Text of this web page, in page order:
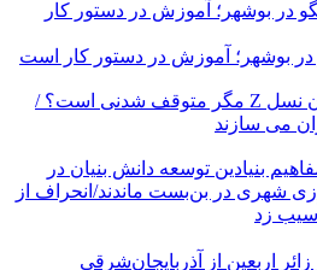
در بوشهر؛ آموزش در دستور کار است
سیلیکن ولیِ تهران؛ این ایران نسل Z مگر متوقف شدنی است؟ /
می سازند
بنیادین توسعه دانش بنیان در
شهری در بن‌بست ماندند/انحراف از